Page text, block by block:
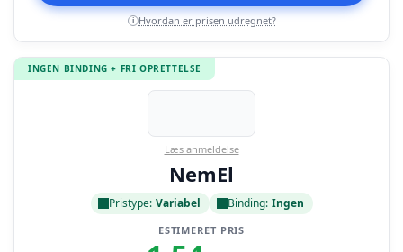
i Hvordan er prisen udregnet?
INGEN BINDING + FRI OPRETTELSE
Læs anmeldelse
NemEl
Pristype: Variabel Binding: Ingen
ESTIMERET PRIS